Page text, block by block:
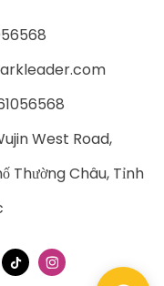
West Road,
Thường Châu, Tỉnh